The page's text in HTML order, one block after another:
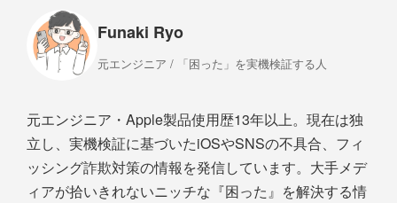
Funaki Ryo
元エンジニア / 「困った」を実機検証する人
元エンジニア・Apple製品使用歴13年以上。現在は独
立し、実機検証に基づいたiOSやSNSの不具合、フィ
ッシング詐欺対策の情報を発信しています。大手メデ
ィアが拾いきれないニッチな『困った』を解決する情